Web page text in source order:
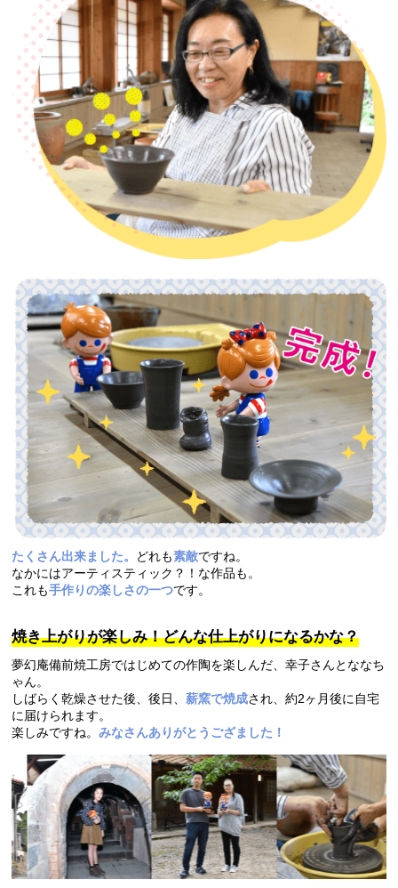
たくさん出来ました。 どれも素敵ですね。
なかにはアーティスティック？！な作品も。
これも手作りの楽しさの一つです。
焼き上がりが楽しみ！どんな仕上がりになるかな？
夢幻庵備前焼工房ではじめての作陶を楽しんだ、幸子さんとななち
ゃん。
しばらく乾燥させた後、後日、薪窯で焼成され、約2ヶ月後に自宅
に届けられます。
楽しみですね。みなさんありがとうござました！